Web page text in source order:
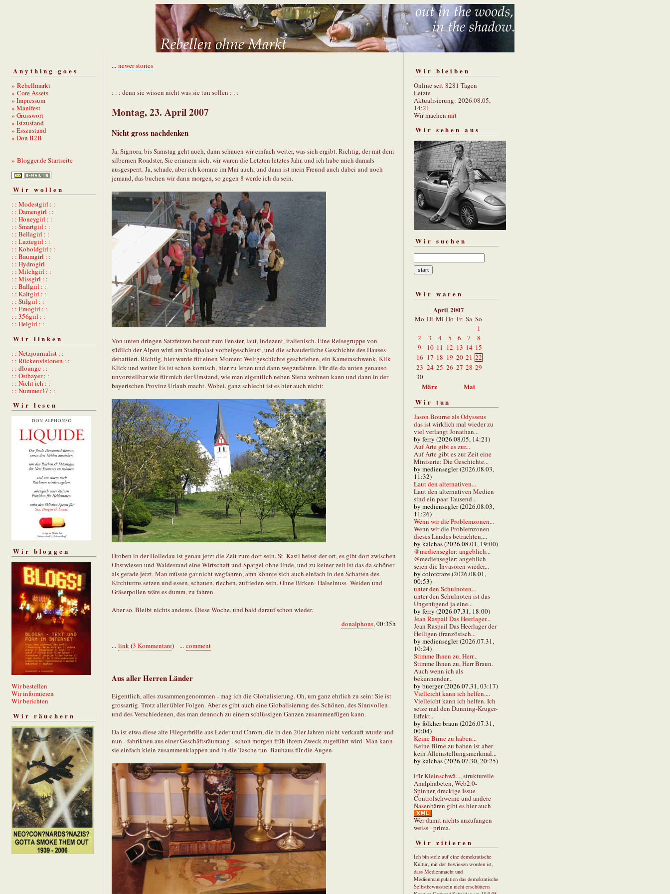
Anything goes
» Rebellmarkt
» Core Assets
» Impressum
» Manifest
» Grusswort
» Istzustand
» Esszustand
» Don B2B
» Blogger.de Startseite
Wir wollen
: : Modestgirl : :
: : Damengirl : :
: : Honeygirl : :
: : Smartgirl : :
: : Bellagirl : :
: : Luziegirl : :
: : Koboldgirl : :
: : Baumgirl : :
: : Hydrogirl
: : Milchgirl : :
: : Missgirl : :
: : Ballgirl : :
: : Kaltgirl : :
: : Stilgirl : :
: : Emogirl : :
: : 356girl : :
: : Helgirl : :
Wir linken
: : Netzjournalist : :
: : Rückenvisionen : :
: : dlounge : :
: : Ostbayer : :
: : Nicht ich : :
: : Nummer37 : :
Wir lesen
Wir bloggen
Wir bestellen
Wir informieren
Wir berichten
Wir räuchern
... newer stories
: : : denn sie wissen nicht was sie tun sollen : : :
Montag, 23. April 2007
Nicht gross nachdenken
Ja, Signora, bis Samstag geht auch, dann schauen wir einfach weiter, was sich ergibt. Richtig, der mit dem
silbernen Roadster, Sie erinnern sich, wir waren die Letzten letztes Jahr, und ich habe mich damals
ausgesperrt. Ja, schade, aber ich komme im Mai auch, und dann ist mein Freund auch dabei und noch
jemand, das buchen wir dann morgen, so gegen 8 werde ich da sein.
Von unten dringen Satzfetzen herauf zum Fenster, laut, indezent, italienisch. Eine Reisegruppe von
südlich der Alpen wird am Stadtpalast vorbeigeschleust, und die schauderliche Geschichte des Hauses
debattiert. Richtig, hier wurde für einen Moment Weltgeschichte geschrieben, ein Kameraschwenk, Klik
Klick und weiter. Es ist schon komisch, hier zu leben und dann wegzufahren. Für die da unten genauso
unvorstellbar wie für mich der Umstand, wie man eigentlich neben Siena wohnen kann und dann in der
bayerischen Provinz Urlaub macht. Wobei, ganz schlecht ist es hier auch nicht:
Droben in der Holledau ist genau jetzt die Zeit zum dort sein. St. Kastl heisst der ort, es gibt dort zwischen
Obstwiesen und Waldesrand eine Wirtschaft und Spargel ohne Ende, und zu keiner zeit ist das da schöner
als gerade jetzt. Man müsste gar nicht wegfahren, amn könnte sich auch einfach in den Schatten des
Kirchturms setzen und essen, schauen, riechen, zufrieden sein. Ohne Birken- Halselnuss- Weiden und
Gräserpollen wäre es dumm, zu fahren.
Aber so. Bleibt nichts anderes. Diese Woche, und bald darauf schon wieder.
donalphons, 00:35h
... link (3 Kommentare) ... comment
Aus aller Herren Länder
Eigentlich, alles zusammengenommen - mag ich die Globalisierung. Oh, um ganz ehrlich zu sein: Sie ist
grossartig. Trotz aller übler Folgen. Aber es gibt auch eine Globalisierung des Schönen, des Sinnvollen
und des Verschiedenen, das man dennoch zu einem schlüssigen Ganzen zusammenfügen kann.
Da ist etwa diese alte Fliegerbrille aus Leder und Chrom, die in den 20er Jahren nicht verkauft wurde und
nun - fabrikneu aus einer Geschäftsräumung - schon morgen früh ihrem Zweck zugeführt wird. Man kann
sie einfach klein zusammenklappen und in die Tasche tun. Bauhaus für die Augen.
Wir bleiben
Online seit 8281 Tagen
Letzte
Aktualisierung: 2026.08.05,
14:21
Wir machen mit
Wir sehen aus
Wir suchen
Wir waren
April 2007
Mo Di Mi Do Fr Sa So
1
2
3 4 5 6 7
8
9
10 11 12 13 14 15
16 17 18 19 20 21 22
23 24 25 26 27 28 29
30
März
Mai
Wir tun
Jason Bourne als Odysseus
das ist wirklich mal wieder zu
viel verlangt Jonathan...
by ferry (2026.08.05, 14:21)
Auf Arte gibt es zur...
Auf Arte gibt es zur Zeit eine
Miniserie: Die Geschichte...
by mediensegler (2026.08.03,
11:32)
Laut den alternativen...
Laut den alternativen Medien
sind ein paar Tausend...
by mediensegler (2026.08.03,
11:26)
Wenn wir die Problemzonen...
Wenn wir die Problemzonen
dieses Landes betrachten,...
by kalchas (2026.08.01, 19:00)
@mediensegler: angeblich...
@mediensegler: angeblich
seien die Invasoren wieder...
by colorcraze (2026.08.01,
00:53)
unter den Schulnoten...
unter den Schulnoten ist das
Ungenügend ja eine...
by ferry (2026.07.31, 18:00)
Jean Raspail Das Heerlager...
Jean Raspail Das Heerlager der
Heiligen (französisch...
by mediensegler (2026.07.31,
10:24)
Stimme Ihnen zu, Herr...
Stimme Ihnen zu, Herr Braun.
Auch wenn ich als
bekennender...
by buerger (2026.07.31, 03:17)
Vielleicht kann ich helfen....
Vielleicht kann ich helfen. Ich
setze mal den Dunning-Kruger-
Effekt...
by folkher braun (2026.07.31,
00:04)
Keine Birne zu haben...
Keine Birne zu haben ist aber
kein Alleinstellungsmerkmal...
by kalchas (2026.07.30, 20:25)
FürKleinschwä..., strukturelle
Analphabeten, Web2.0-
Spinner, dreckige Issue
Controlschweine und andere
Nasenbären gibt es hier auch
Wer damit nichts anzufangen
weiss - prima.
Wir zitieren
Ich bin stolz auf eine demokratische
Kultur, mit der bewiesen worden ist,
dass Medienmacht und
Medienmanipulation das demokratische
Selbstbewusstsein nicht erschüttern